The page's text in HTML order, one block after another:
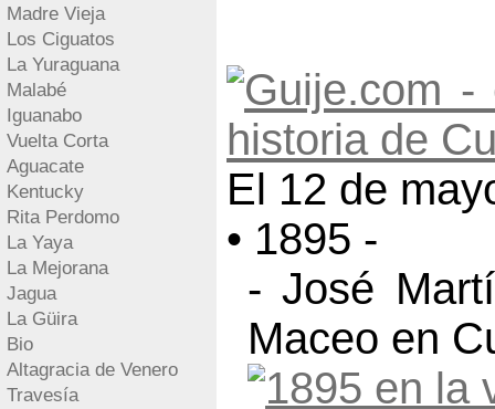
Madre Vieja
Los Ciguatos
La Yuraguana
Malabé
Iguanabo
Vuelta Corta
Aguacate
Kentucky
Rita Perdomo
La Yaya
La Mejorana
Jagua
La Güira
Bio
Altagracia de Venero
Travesía
El 12 de
• 1895 -
- José
Maceo en